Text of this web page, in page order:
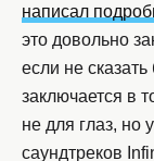
написал
это довольно
если не
заключается в
не для глаз, но
саундтреков